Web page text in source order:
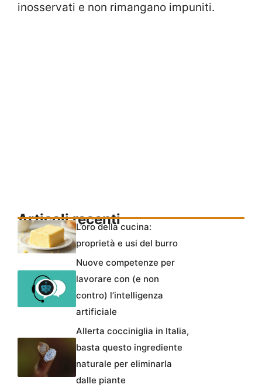
inosservati e non rimangano impuniti.
Articoli recenti
L’oro della cucina:
proprietà e usi del burro
Nuove competenze per
lavorare con (e non
contro) l’intelligenza
artificiale
Allerta cocciniglia in Italia,
basta questo ingrediente
naturale per eliminarla
dalle piante